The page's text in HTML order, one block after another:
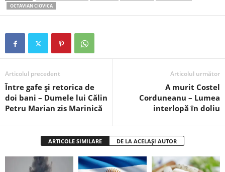
OCTAVIAN CIOVICA
Articolul precedent
Între gafe și retorica de
doi bani – Dumele lui Călin
Petru Marian zis Marinică
Articolul următor
A murit Costel
Corduneanu – Lumea
interlopă în doliu
ARTICOLE SIMILARE DE LA ACELAȘI AUTOR